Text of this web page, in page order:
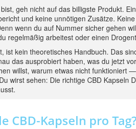
geh nicht auf das billigste Produkt.
und keine unnötigen Zusätze.
wenn du auf Nummer sicher gehen
regelmäßig arbeitest oder einen
ist kein theoretisches Handbuch. Das
das ausprobiert haben, was du jetzt
willst, warum etwas nicht funktioniert
wirst sehen: Die richtige CBD Kapseln
CBD-Kapseln pro